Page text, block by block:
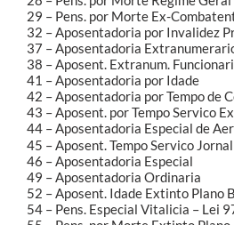
29 – Pens. por Morte Ex-
32 – Aposentadoria por Invalidez
37 – Aposentadoria
38 – Aposent. Extranum.
41 – Aposentadoria por Idade
42 – Aposentadoria por Tempo de
43 – Aposent. por Tempo Servico
44 – Aposentadoria Especial de
45 – Aposent. Tempo Servico
46 – Aposentadoria Especial
49 – Aposentadoria Ordinaria
52 – Aposent. Idade Extinto Plano
54 – Pens. Especial Vitalicia – Lei